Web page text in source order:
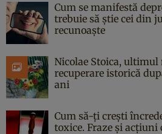
Cum se manifestă
trebuie să știe cei din
recunoaște
Nicolae Stoica, ultimul
recuperare istorică
ani
Cum să-ți crești
toxice. Fraze și acțiuni